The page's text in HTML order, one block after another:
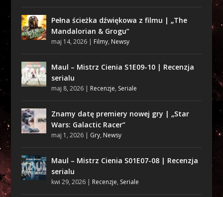
Pełna ścieżka dźwiękowa z filmu | „The
Mandalorian & Grogu”
maj 14, 2026| Filmy, Newsy
Maul – Mistrz Cienia S1E09-10 | Recenzja
serialu
maj 8, 2026| Recenzje, Seriale
Znamy datę premiery nowej gry | „Star
Wars: Galactic Racer”
maj 1, 2026| Gry, Newsy
Maul – Mistrz Cienia S01E07-08 | Recenzja
serialu
kwi 29, 2026| Recenzje, Seriale